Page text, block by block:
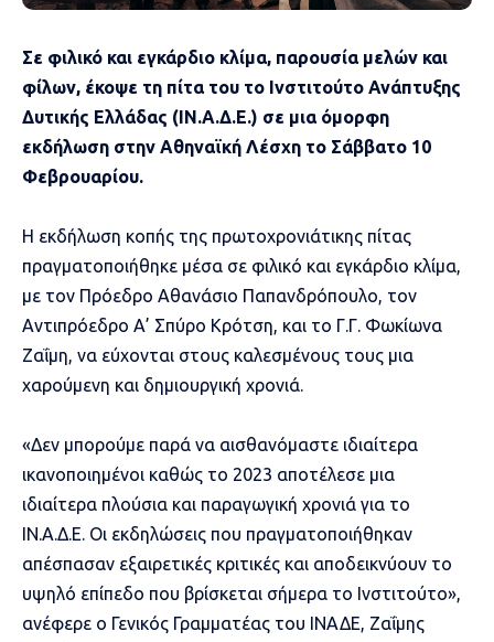
Σε φιλικό και εγκάρδιο κλίμα, παρουσία μελών και
φίλων, έκοψε τη πίτα του το Ινστιτούτο Ανάπτυξης
Δυτικής Ελλάδας (ΙΝ.Α.Δ.Ε.) σε μια όμορφη
εκδήλωση στην Αθηναϊκή Λέσχη το Σάββατο 10
Φεβρουαρίου.
Η εκδήλωση κοπής της πρωτοχρονιάτικης πίτας
πραγματοποιήθηκε μέσα σε φιλικό και εγκάρδιο κλίμα,
με τον Πρόεδρο Αθανάσιο Παπανδρόπουλο, τον
Αντιπρόεδρο Α’ Σπύρο Κρότση, και το Γ.Γ. Φωκίωνα
Ζαΐμη, να εύχονται στους καλεσμένους τους μια
χαρούμενη και δημιουργική χρονιά.
«Δεν μπορούμε παρά να αισθανόμαστε ιδιαίτερα
ικανοποιημένοι καθώς το 2023 αποτέλεσε μια
ιδιαίτερα πλούσια και παραγωγική χρονιά για το
ΙΝ.Α.Δ.Ε. Οι εκδηλώσεις που πραγματοποιήθηκαν
απέσπασαν εξαιρετικές κριτικές και αποδεικνύουν το
υψηλό επίπεδο που βρίσκεται σήμερα το Ινστιτούτο»,
ανέφερε ο Γενικός Γραμματέας του ΙΝΑΔΕ, Ζαΐμης